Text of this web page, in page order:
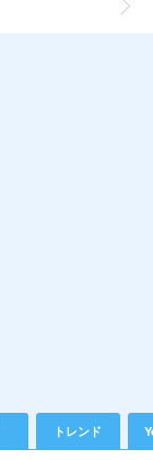
トレンド